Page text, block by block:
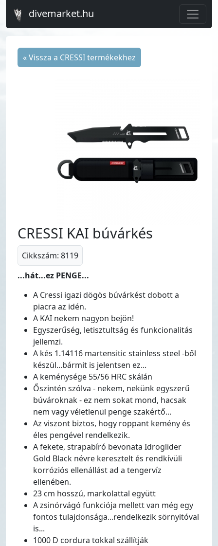
divemarket.hu
« Vissza a CRESSI termékekhez
CRESSI KAI búvárkés
Cikkszám: 8119
...hát...ez PENGE...
A Cressi igazi dögös búvárkést dobott a
piacra az idén.
A KAI nekem nagyon bejön!
Egyszerűség, letisztultság és funkcionalitás
jellemzi.
A kés 1.14116 martensitic stainless steel -ből
készül...bármit is jelentsen ez...
A keménysége 55/56 HRC skálán
Őszintén szólva - nekem, nekünk egyszerű
búvároknak - ez nem sokat mond, hacsak
nem vagy véletlenül penge szakértő...
Az viszont biztos, hogy roppant kemény és
éles pengével rendelkezik.
A fekete, strapabíró bevonata Idroglider
Gold Black névre keresztelt és rendkívüli
korróziós ellenállást ad a tengervíz
ellenében.
23 cm hosszú, markolattal együtt
A zsinórvágó funkciója mellett van még egy
fontos tulajdonsága...rendelkezik sörnyitóval
is...
1000 D cordura tokkal szállítják